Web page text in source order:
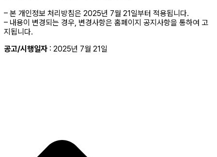
– 본 개인정보 처리방침은 2025년 7월 21일부터 적용됩니다.
– 내용이 변경되는 경우, 변경사항은 홈페이지 공지사항을 통하여 고
지됩니다.
공고/시행일자 : 2025년 7월 21일